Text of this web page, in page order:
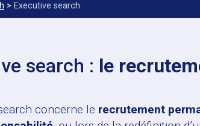
> Executive search
search : le
concerne le recrutement